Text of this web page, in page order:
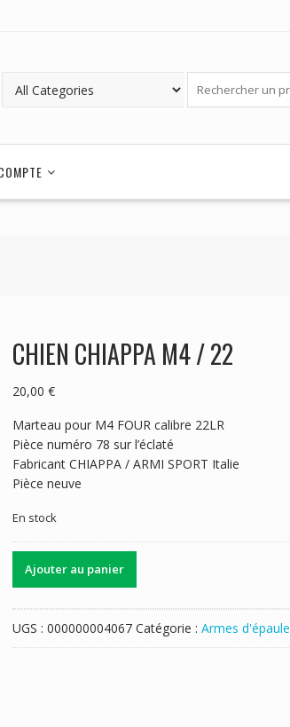
CHIEN CHIAPPA M4 / 22
20,00 €
Marteau pour M4 FOUR calibre 22LR
Pièce numéro 78 sur l’éclaté
Fabricant CHIAPPA / ARMI SPORT Italie
Pièce neuve
En stock
de
M4
Ajouter au panier
UGS : 000000004067 Catégorie : Armes d'épaule